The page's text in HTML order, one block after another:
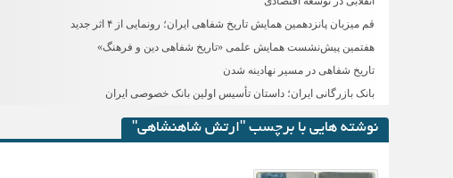
قم میزبان پانزدهمین همایش تاریخ شفاهی ایران؛ رونمایی از ۴ اثر جدید
هفتمین پیش‌نشست همایش علمی «تاریخ شفاهی دین و فرهنگ»
تاریخ شفاهی در مسیر نهادینه شدن
بانک بازرگانی ایران؛ داستان تأسیس اولین بانک خصوصی ایران
نوشته هایی با برچسب "ارتش شاهنشاهی"